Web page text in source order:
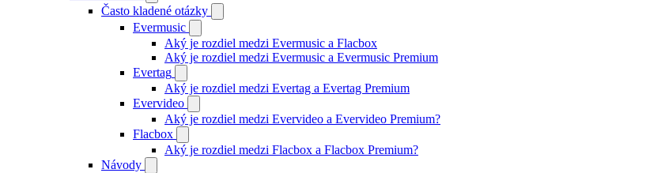
Často kladené otázky
Evermusic
Aký je rozdiel medzi Evermusic a Flacbox
Aký je rozdiel medzi Evermusic a Evermusic Premium
Evertag
Aký je rozdiel medzi Evertag a Evertag Premium
Evervideo
Aký je rozdiel medzi Evervideo a Evervideo Premium?
Flacbox
Aký je rozdiel medzi Flacbox a Flacbox Premium?
Návody